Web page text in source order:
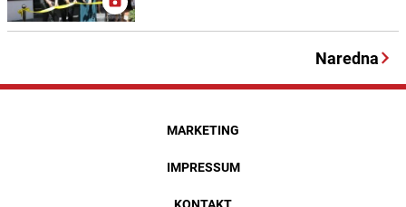
Naredna
MARKETING
IMPRESSUM